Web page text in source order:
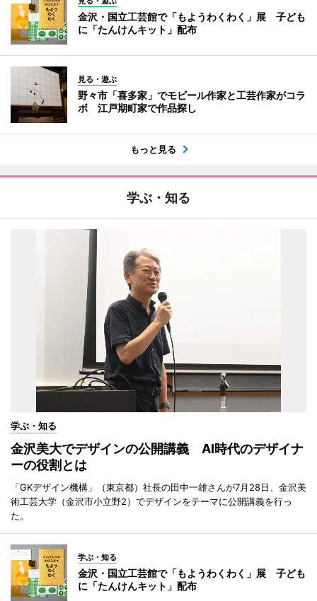
金沢・国立工芸館で「もようわくわく」展 子ども
に「たんけんキット」配布
見る・遊ぶ
野々市「喜多家」でモビール作家と工芸作家がコラ
ボ 江戸期町家で作品探し
もっと見る
学ぶ・知る
学ぶ・知る
金沢美大でデザインの公開講義 AI時代のデザイナ
ーの役割とは
「GKデザイン機構」（東京都）社長の田中一雄さんが7月28日、金沢美
術工芸大学（金沢市小立野2）でデザインをテーマに公開講義を行っ
た。
学ぶ・知る
金沢・国立工芸館で「もようわくわく」展 子ども
に「たんけんキット」配布